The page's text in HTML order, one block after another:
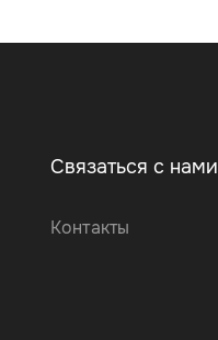
Связаться с нами
Контакты